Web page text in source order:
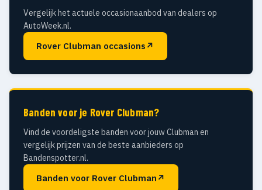
Vergelijk het actuele occasionaanbod van dealers op
AutoWeek.nl.
Rover Clubman occasions ↗
Banden voor je Rover Clubman?
Vind de voordeligste banden voor jouw Clubman en
vergelijk prijzen van de beste aanbieders op
Bandenspotter.nl.
Banden voor Rover Clubman ↗